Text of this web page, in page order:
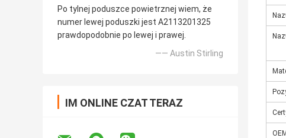
Po tylnej poduszce powietrznej wiem, że
numer lewej poduszki jest A2113201325
prawdopodobnie po lewej i prawej.
—— Austin Stirling
IM ONLINE CZAT TERAZ
OEM